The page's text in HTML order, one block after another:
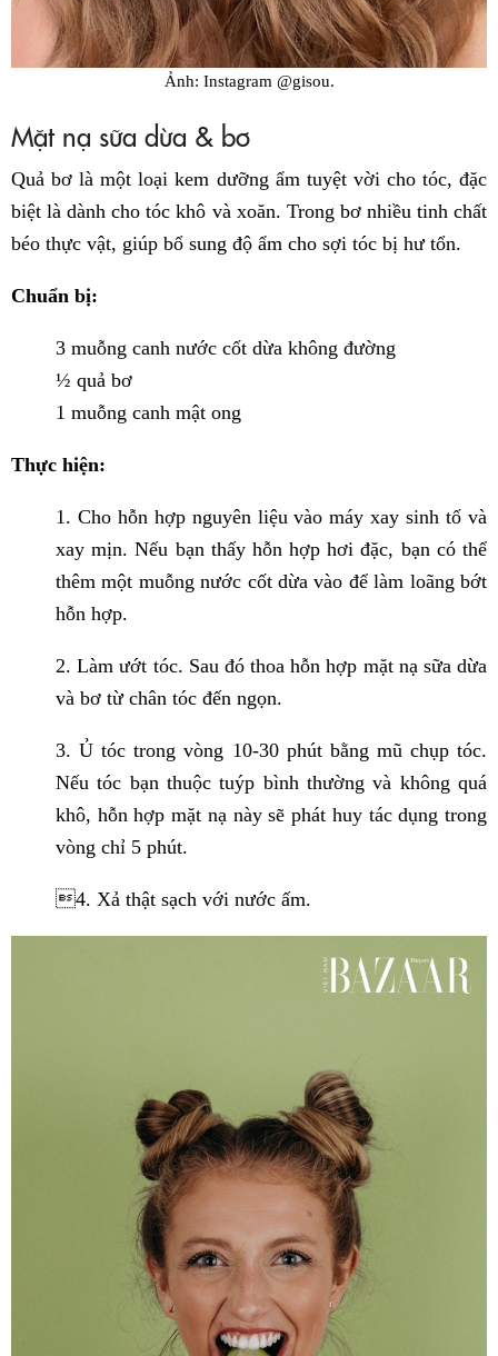
Ảnh: Instagram @gisou.
Mặt nạ sữa dừa & bơ
Quả bơ là một loại kem dưỡng ẩm tuyệt vời cho tóc, đặc
biệt là dành cho tóc khô và xoăn. Trong bơ nhiều tinh chất
béo thực vật, giúp bổ sung độ ẩm cho sợi tóc bị hư tổn.
Chuẩn bị:
3 muỗng canh nước cốt dừa không đường
½ quả bơ
1 muỗng canh mật ong
Thực hiện:
1. Cho hỗn hợp nguyên liệu vào máy xay sinh tố và
xay mịn. Nếu bạn thấy hỗn hợp hơi đặc, bạn có thể
thêm một muỗng nước cốt dừa vào để làm loãng bớt
hỗn hợp.
2. Làm ướt tóc. Sau đó thoa hỗn hợp mặt nạ sữa dừa
và bơ từ chân tóc đến ngọn.
3. Ủ tóc trong vòng 10-30 phút bằng mũ chụp tóc.
Nếu tóc bạn thuộc tuýp bình thường và không quá
khô, hỗn hợp mặt nạ này sẽ phát huy tác dụng trong
vòng chỉ 5 phút.
4. Xả thật sạch với nước ấm.